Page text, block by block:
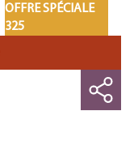
OFFRE SPÉCIALE
325